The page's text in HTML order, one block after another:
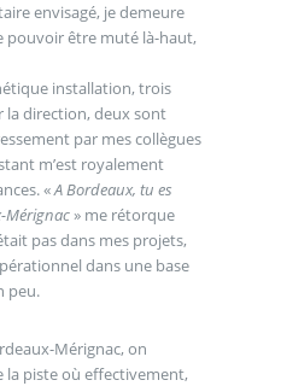
envisagé, je demeure
pouvoir être muté là-haut,
installation, trois
la direction, deux sont
par mes collègues
m’est royalement
«A Bordeaux, tu es
Mérignac» me rétorque
pas dans mes projets,
dans une base
peu.
Mérignac, on
la piste où effectivement,